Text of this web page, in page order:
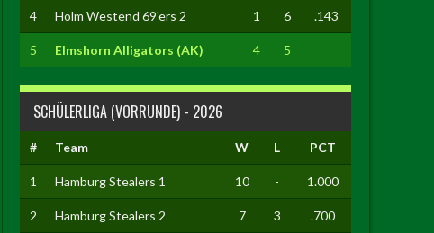
4 Holm Westend 69'ers 2 1 6 .143
5 Elmshorn Alligators (AK) 4 5
SCHÜLERLIGA (VORRUNDE) - 2026
# Team W L PCT
1 Hamburg Stealers 1 10 - 1.000
2 Hamburg Stealers 2 7 3 .700